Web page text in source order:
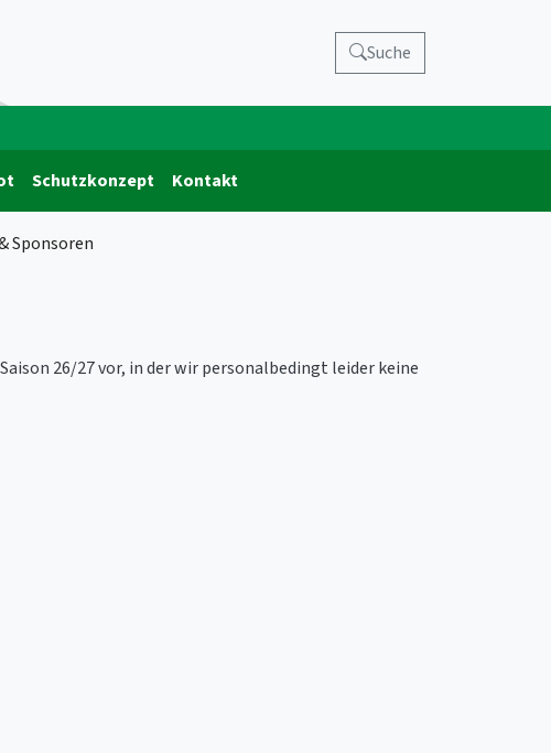
Suche
Schutzkonzept Kontakt
Sponsoren
26/27 vor, in der wir personalbedingt leider keine